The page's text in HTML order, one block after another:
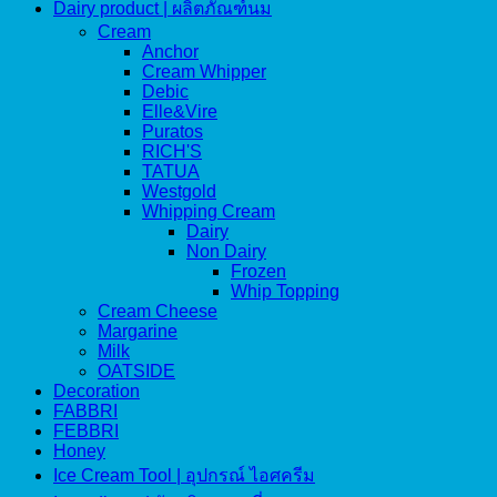
Dairy product | ผลิตภัณฑ์นม
Cream
Anchor
Cream Whipper
Debic
Elle&Vire
Puratos
RICH'S
TATUA
Westgold
Whipping Cream
Dairy
Non Dairy
Frozen
Whip Topping
Cream Cheese
Margarine
Milk
OATSIDE
Decoration
FABBRI
FEBBRI
Honey
Ice Cream Tool | อุปกรณ์ ไอศครีม